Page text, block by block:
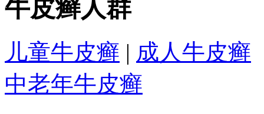
牛皮癣人群
儿童牛皮癣 | 成人牛皮癣
中老年牛皮癣